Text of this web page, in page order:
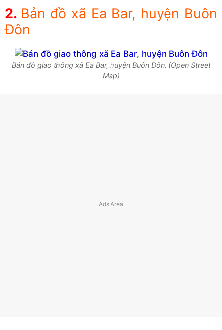
Bản đồ xã Ea Bar, huyện Buôn
Đôn
Bản đồ giao thông xã Ea Bar, huyện Buôn Đôn. (Open Street
Map)